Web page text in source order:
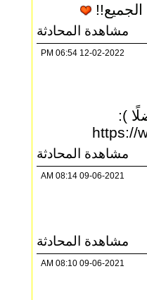
مشاهدة المحادثة
12-02-2022
06:54 PM
):
https://
مشاهدة المحادثة
09-06-2021
08:14 AM
مشاهدة المحادثة
09-06-2021
08:10 AM